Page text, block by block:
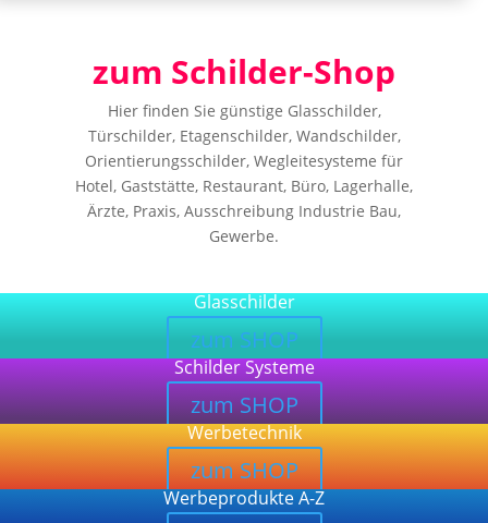
zum Schilder-Shop
Hier finden Sie günstige Glasschilder,
Türschilder, Etagenschilder, Wandschilder,
Orientierungsschilder, Wegleitesysteme für
Hotel, Gaststätte, Restaurant, Büro, Lagerhalle,
Ärzte, Praxis, Ausschreibung Industrie Bau,
Gewerbe.
Glasschilder
zum SHOP
Schilder Systeme
zum SHOP
Werbetechnik
zum SHOP
Werbeprodukte A-Z